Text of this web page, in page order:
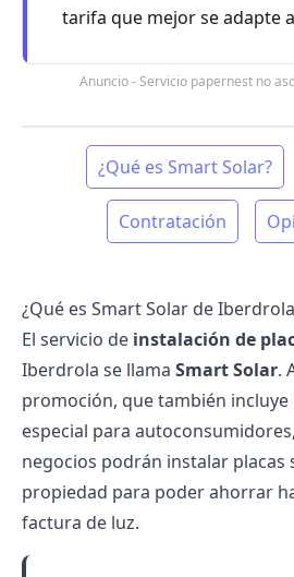
tarifa que mejor se adapte
Anuncio - Servicio papernest no
¿Qué es Smart Solar?
Contratación
¿Qué es Smart Solar de
El servicio de instalación de
Iberdrola se llama Smart Solar.
promoción, que también
especial para
negocios podrán instalar placas
propiedad para poder ahorrar
factura de luz.